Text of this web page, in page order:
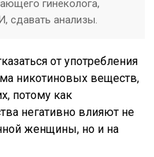
гинеколога,
сдавать анализы.
от употребления
никотиновых веществ,
потому как
негативно влияют не
женщины, но и на